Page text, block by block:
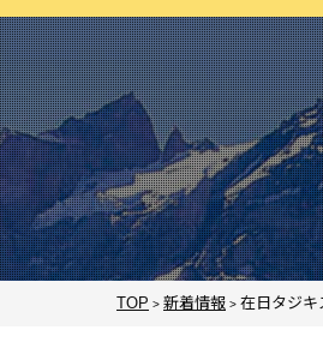
TOP > 新着情報 > 在日タジキ